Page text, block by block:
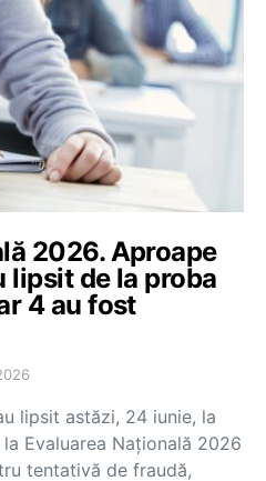
2026. Aproape
lipsit de la proba
4 au fost
lipsit astăzi, 24 iunie, la
Evaluarea Națională 2026
tentativă de fraudă,